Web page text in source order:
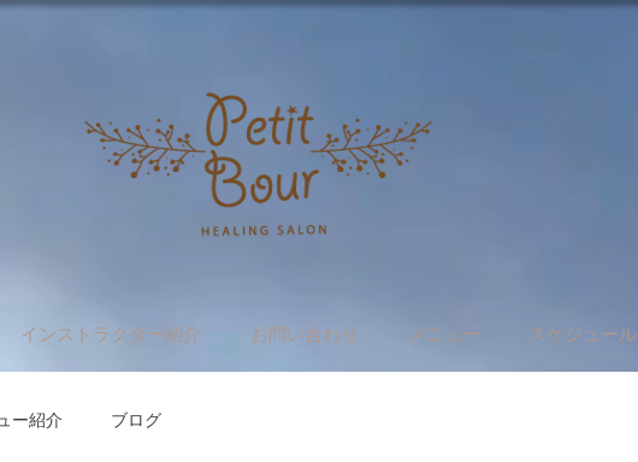
インストラクター紹介 お問い合わせ メニュー スケジュール
ー紹介 ブログ